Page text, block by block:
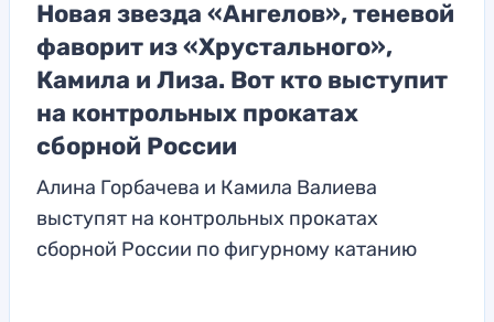
Новая звезда «Ангелов», теневой
фаворит из «Хрустального»,
Камила и Лиза. Вот кто выступит
на контрольных прокатах
сборной России
Алина Горбачева и Камила Валиева
выступят на контрольных прокатах
сборной России по фигурному катанию